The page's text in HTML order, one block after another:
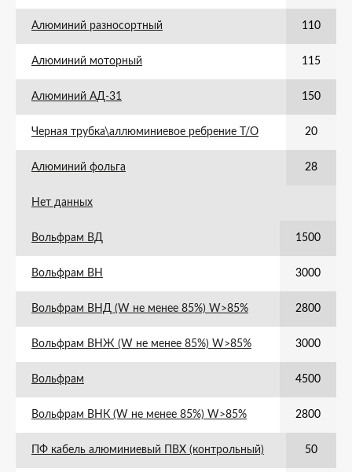
Алюминий разносортный 110
Алюминий моторный 115
Алюминий АД-31 150
Черная трубка\аллюминиевое ребрение Т/О 20
Алюминий фольга 28
Нет данных
Вольфрам ВД 1500
Вольфрам ВН 3000
Вольфрам ВНД (W не менее 85%) W>85% 2800
Вольфрам ВНЖ (W не менее 85%) W>85% 3000
Вольфрам 4500
Вольфрам ВНК (W не менее 85%) W>85% 2800
ПФ кабель алюминиевый ПВХ (контрольный) 50